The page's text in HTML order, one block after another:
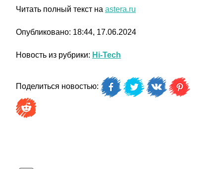
Читать полный текст на astera.ru
Опубликовано: 18:44, 17.06.2024
Новость из рубрики: Hi-Tech
Поделиться новостью: